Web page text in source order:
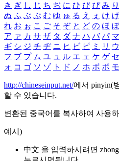
き ぎ し じ ち ぢ に ひ び ぴ み り
ぬ ふ ぶ ぷ む ゆ ゅ る え ぇ け げ
れ お ぉ こ ご そ ぞ と ど の ほ ぼ
ア ァ カ サ ザ タ ダ ナ ハ バ パ マ
ギ シ ジ チ ヂ ニ ヒ ビ ピ ミ リ ウ
フ ブ プ ム ユ ュ ル エ ェ ケ ゲ セ
ォ コ ゴ ソ ゾ ト ド ノ ホ ボ ポ モ
http://chineseinput.net/에서 pinyin(
할 수 있습니다.
변환된 중국어를 복사하여 사용
예시)
中文 을 입력하시려면